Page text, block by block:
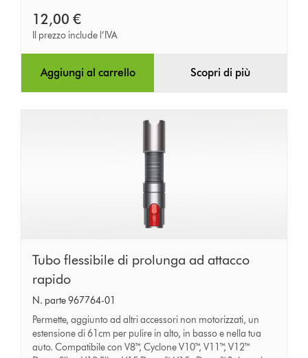
12,00 €
Il prezzo include l’IVA
Aggiungi al carrello Scopri di più
Tubo
flessibile
di
prolunga
ad
Tubo flessibile di prolunga ad attacco
rapido
N. parte 967764-01
Permette, aggiunto ad altri accessori non motorizzati, un
estensione di 61cm per pulire in alto, in basso e nella tua
auto. Compatibile con V8™, Cyclone V10™, V11™, V12™